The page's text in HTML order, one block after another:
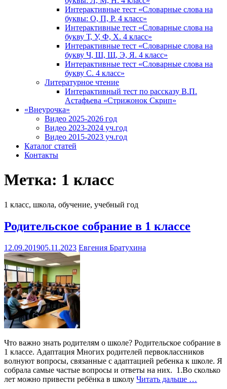
Интерактивные тест «Словарные слова на
буквы: О, П, Р. 4 класс»
Интерактивные тест «Словарные слова на
букву Т, У, Ф, Х. 4 класс»
Интерактивные тест «Словарные слова на
букву Ч, Ш, Щ, Э, Я. 4 класс»
Интерактивные тест «Словарные слова на
букву С. 4 класс»
Литературное чтение
Интерактивный тест по рассказу В.П.
Астафьева «Стрижонок Скрип»
«Внеурочка»
Видео 2025-2026 год
Видео 2023-2024 уч.год
Видео 2015-2023 уч.год
Каталог статей
Контакты
Метка: 1 класс
1 класс, школа, обучение, учебный год
Родительское собрание в 1 классе
12.09.201905.11.2023 Евгения Братухина
Что важно знать родителям о школе? Родительское собрание в
1 классе. Адаптация Многих родителей первоклассников
волнуют вопросы, связанные с адаптацией ребенка к школе. Я
собрала самые частые вопросы и ответы на них. 1.Во сколько
лет можно привести ребёнка в школу Читать дальше …